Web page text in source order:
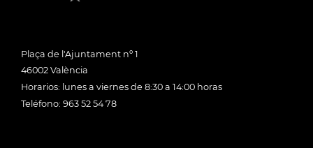
Plaça de l'Ajuntament nº 1
46002 València
Horarios: lunes a viernes de 8:30 a 14:00 horas
Teléfono: 963 52 54 78